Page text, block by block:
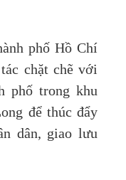
phố Hồ Chí
chặt chẽ với
phố trong khu
để thúc đẩy
dân, giao lưu